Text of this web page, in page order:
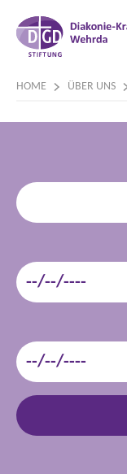
HOME ÜBER UNS